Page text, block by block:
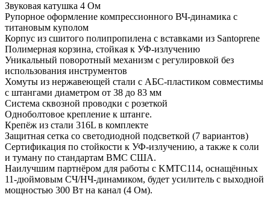
Звуковая катушка 4 Ом
Рупорное оформление компрессионного ВЧ-динамика с
титановым куполом
Корпус из сшитого полипропилена с вставками из Santoprene
Полимерная корзина, стойкая к УФ-излучению
Уникальный поворотный механизм с регулировкой без
использования инструментов
Хомуты из нержавеющей стали с АБС-пластиком совместимы
с штангами диаметром от 38 до 83 мм
Система сквозной проводки с розеткой
Одноболтовое крепление к штанге.
Крепёж из стали 316L в комплекте
Защитная сетка со светодиодной подсветкой (7 вариантов)
Сертификация по стойкости к УФ-излучению, а также к соли
и туману по стандартам ВМС США.
Наилучшим партнёром для работы с KMTC114, оснащённых
11-дюймовым СЧ/НЧ-динамиком, будет усилитель с выходной
мощностью 300 Вт на канал (4 Ом).